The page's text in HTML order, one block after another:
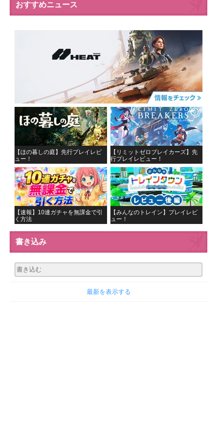
おすすめニュース
【ほの暮しの庭】先行プレイレビ
ュー！
【リミットゼロブレイカーズ】先
行プレイレビュー！
【速報】10連ガチャを無課金で引
く方法
【みんなのトレイン】プレイレビ
ュー！
書き込み
最新を表示する